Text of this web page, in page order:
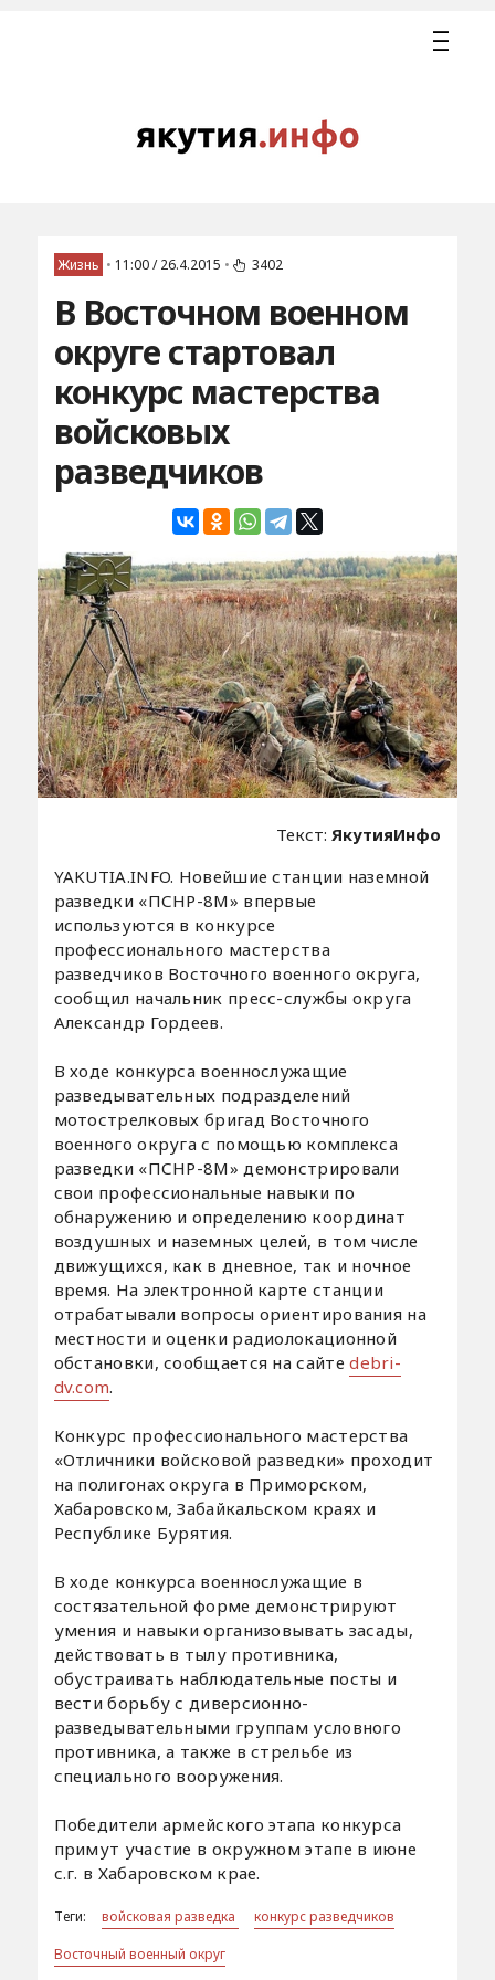
Жизнь • 11:00 / 26.4.2015 • 3402
В Восточном военном
округе стартовал
конкурс мастерства
войсковых
разведчиков
Текст: ЯкутияИнфо
YAKUTIA.INFO. Новейшие станции наземной
разведки «ПСНР-8М» впервые
используются в конкурсе
профессионального мастерства
разведчиков Восточного военного округа,
сообщил начальник пресс-службы округа
Александр Гордеев.
В ходе конкурса военнослужащие
разведывательных подразделений
мотострелковых бригад Восточного
военного округа с помощью комплекса
разведки «ПСНР-8М» демонстрировали
свои профессиональные навыки по
обнаружению и определению координат
воздушных и наземных целей, в том числе
движущихся, как в дневное, так и ночное
время. На электронной карте станции
отрабатывали вопросы ориентирования на
местности и оценки радиолокационной
обстановки, сообщается на сайтеdebri-
dv.com.
Конкурс профессионального мастерства
«Отличники войсковой разведки» проходит
на полигонах округа в Приморском,
Хабаровском, Забайкальском краях и
Республике Бурятия.
В ходе конкурса военнослужащие в
состязательной форме демонстрируют
умения и навыки организовывать засады,
действовать в тылу противника,
обустраивать наблюдательные посты и
вести борьбу с диверсионно-
разведывательными группам условного
противника, а также в стрельбе из
специального вооружения.
Победители армейского этапа конкурса
примут участие в окружном этапе в июне
с.г. в Хабаровском крае.
Теги: войсковая разведка
конкурс разведчиков
Восточный военный округ